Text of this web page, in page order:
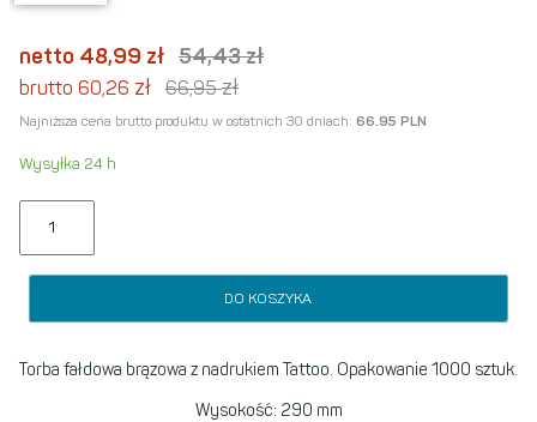
netto 48,99 zł 54,43zł
brutto 60,26 zł 66,95zł
Najniższa cena brutto produktu w ostatnich 30 dniach: 66.95 PLN
Wysyłka 24 h
DO KOSZYKA
Torba fałdowa brązowa z nadrukiem Tattoo. Opakowanie 1000 sztuk.
Wysokość: 290 mm